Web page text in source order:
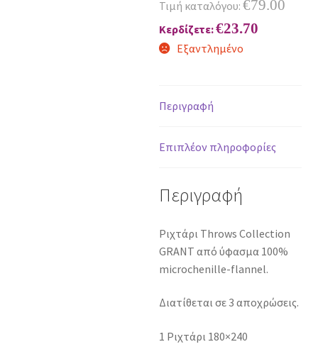
Τιμή καταλόγου: €79.00
Κερδίζετε:€23.70
Εξαντλημένο
Περιγραφή
Επιπλέον πληροφορίες
Περιγραφή
Ριχτάρι Throws Collection
GRANT από ύφασμα 100%
microchenille-flannel.
Διατίθεται σε 3 αποχρώσεις.
1 Ριχτάρι 180×240